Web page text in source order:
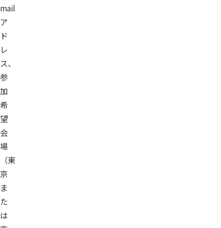
mail
ア
ド
レ
ス、
参
加
希
望
会
場
（東
京
ま
た
は